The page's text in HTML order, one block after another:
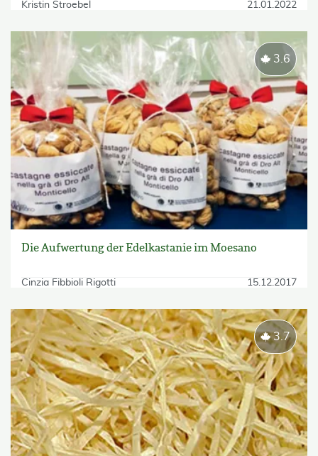
Kristin Stroebel 21.01.2022
Die Aufwertung der Edelkastanie im Moesano
Cinzia Fibbioli Rigotti 15.12.2017
3.6
3.7